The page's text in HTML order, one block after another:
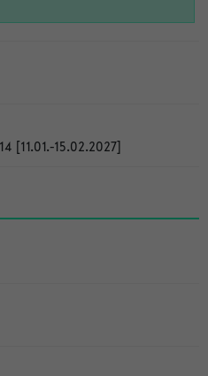
[11.01.-15.02.2027]